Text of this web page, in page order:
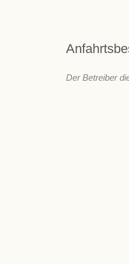
Der Betreiber